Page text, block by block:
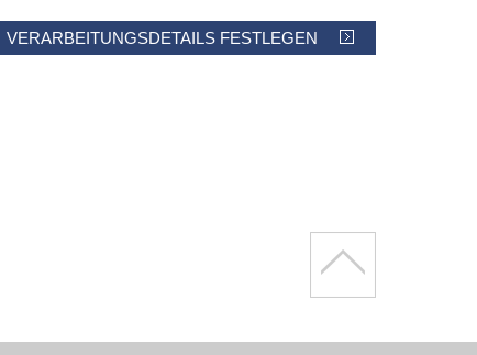
VERARBEITUNGSDETAILS FESTLEGEN